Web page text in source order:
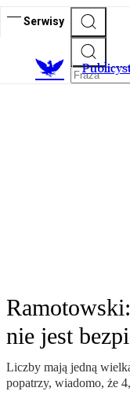
Serwisy
nie jest
Liczby mają jedną
popatrzy, wiadomo, że